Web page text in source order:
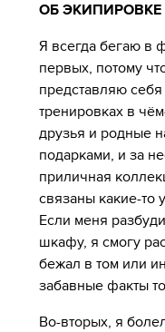
ОБ ЭКИПИРОВКЕ
Я всегда бегаю в
первых, потому
представляю
тренировках в
друзья и родные
подарками, и за
приличная
связаны какие-то
Если меня
шкафу, я смогу
бежал в том или
забавные факты
Во-вторых, я